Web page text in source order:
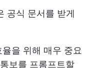
공식 문서를 받게
을 위해 매우 중요
보를 프롬프트할